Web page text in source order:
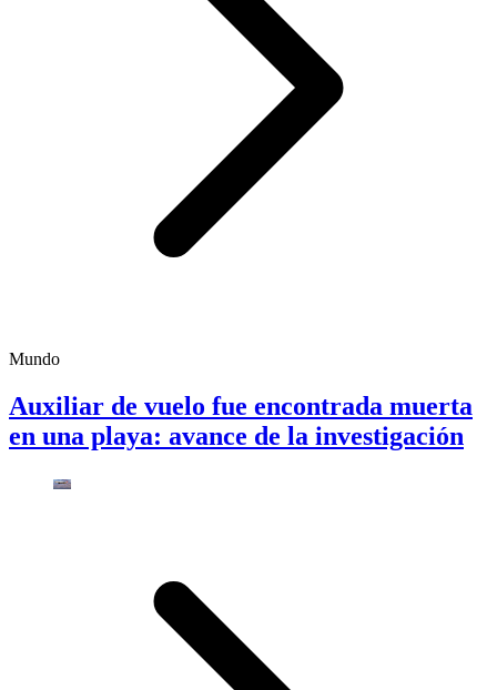
Mundo
Auxiliar de vuelo fue encontrada muerta
en una playa: avance de la investigación